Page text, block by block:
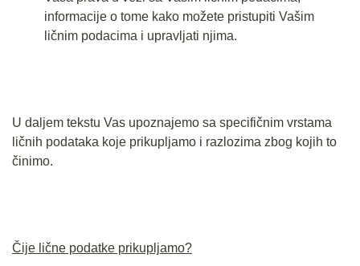
informacije o tome kako možete pristupiti Vašim
ličnim podacima i upravljati njima.
U daljem tekstu Vas upoznajemo sa specifičnim vrstama
ličnih podataka koje prikupljamo i razlozima zbog kojih to
činimo.
Čije lične podatke prikupljamo?